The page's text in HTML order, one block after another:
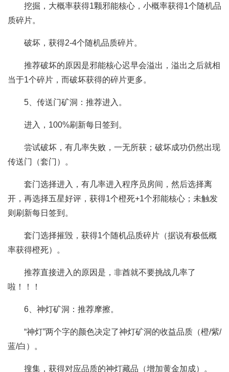
挖掘，大概率获得1颗邪能核心，小概率获得1个随机品
质碎片。
破坏，获得2-4个随机品质碎片。
推荐破坏的原因是邪能核心迟早会溢出，溢出之后就相
当于1个碎片，而破坏获得的碎片更多。
5、传送门矿洞：推荐进入。
进入，100%刷新每日签到。
尝试破坏，有几率失败，一无所获；破坏成功仍然出现
传送门（套门）。
套门选择进入，有几率进入程序员房间，然后选择离
开，再选择五星好评，获得1个橙死+1个邪能核心；未触发
则刷新每日签到。
套门选择摧毁，获得1个随机品质碎片（据说有极低概
率获得橙死）。
推荐直接进入的原因是，非酋就不要挑战几率了
啦！！！
6、神灯矿洞：推荐摩擦。
“神灯”两个字的颜色决定了神灯矿洞的收益品质（橙/紫/
蓝/白）。
搜集，获得对应品质的神灯藏品（增加黄金加成）。